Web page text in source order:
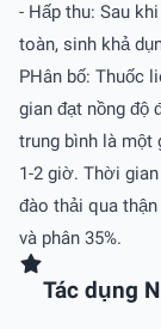
- Hấp thu: Sau
toàn, sinh khả
PHân bố: Thuốc
gian đạt nồng độ
trung bình là một
1-2 giờ. Thời
đào thải qua
và phân 35%.
Tác dụng